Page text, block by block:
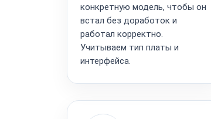
конкретную модель, чтобы он
встал без доработок и
работал корректно.
Учитываем тип платы и
интерфейса.